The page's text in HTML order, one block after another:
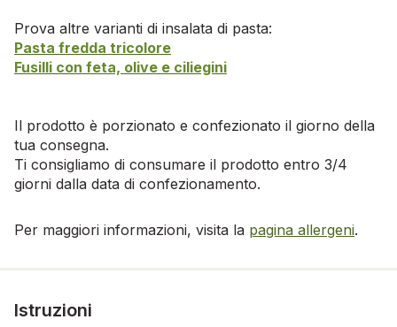
Prova altre varianti di insalata di pasta:
Pasta fredda tricolore
Fusilli con feta, olive e ciliegini
Il prodotto è porzionato e confezionato il giorno della
tua consegna.
Ti consigliamo di consumare il prodotto entro 3/4
giorni dalla data di confezionamento.
Per maggiori informazioni, visita la pagina allergeni.
Istruzioni